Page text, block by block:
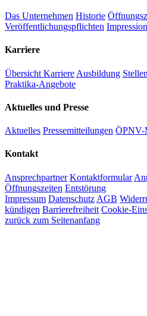
Das Unternehmen Historie
Veröffentlichungspflichten
Karriere
Übersicht Karriere Ausbildung
Praktika-Angebote
Aktuelles und Presse
Aktuelles Pressemitteilungen ÖPNV-
Kontakt
Ansprechpartner Kontaktformular
Öffnungszeiten Entstörung
Impressum Datenschutz AGB
kündigen Barrierefreiheit Cookie-
zurück zum Seitenanfang